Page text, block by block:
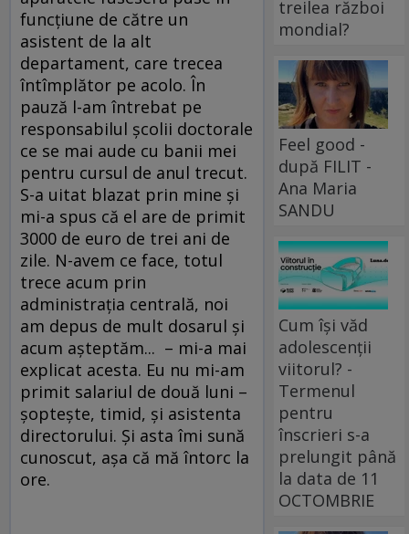
funcţiune de către un
asistent de la alt
departament, care trecea
întîmplător pe acolo. În
pauză l-am întrebat pe
responsabilul şcolii doctorale
ce se mai aude cu banii mei
pentru cursul de anul trecut.
S-a uitat blazat prin mine şi
mi-a spus că el are de primit
3000 de euro de trei ani de
zile. N-avem ce face, totul
trece acum prin
administraţia centrală, noi
am depus de mult dosarul şi
acum aşteptăm... – mi-a mai
explicat acesta. Eu nu mi-am
primit salariul de două luni –
şopteşte, timid, şi asistenta
directorului. Şi asta îmi sună
cunoscut, aşa că mă întorc la
ore.
treilea război
mondial?
Feel good -
după FILIT -
Ana Maria
SANDU
Cum își văd
adolescenții
viitorul? -
Termenul
pentru
înscrieri s-a
prelungit până
la data de 11
OCTOMBRIE